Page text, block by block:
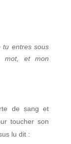
tu entres sous
mot, et mon
de sang et
toucher son
lu dit :